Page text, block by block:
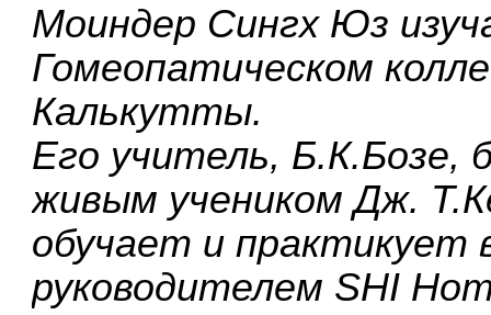
Моиндер Сингх Юз
Гомеопатическом
Калькутты.
Его учитель, Б.К.Бозе,
живым учеником Дж.
обучает и практикует
руководителем SHI